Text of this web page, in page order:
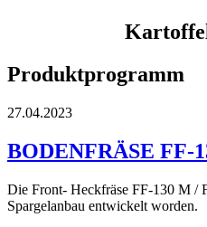
Produktprogramm
27.04.2023
BODENFRÄSE FF-
Die Front- Heckfräse FF-130 M /
Spargelanbau entwickelt worden.